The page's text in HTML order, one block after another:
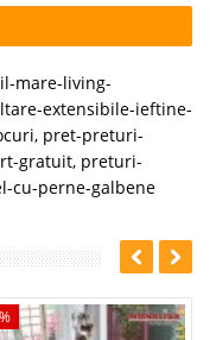
mare-living-
extensibile-ieftine-
, pret-preturi-
gratuit, preturi-
cu-perne-galbene